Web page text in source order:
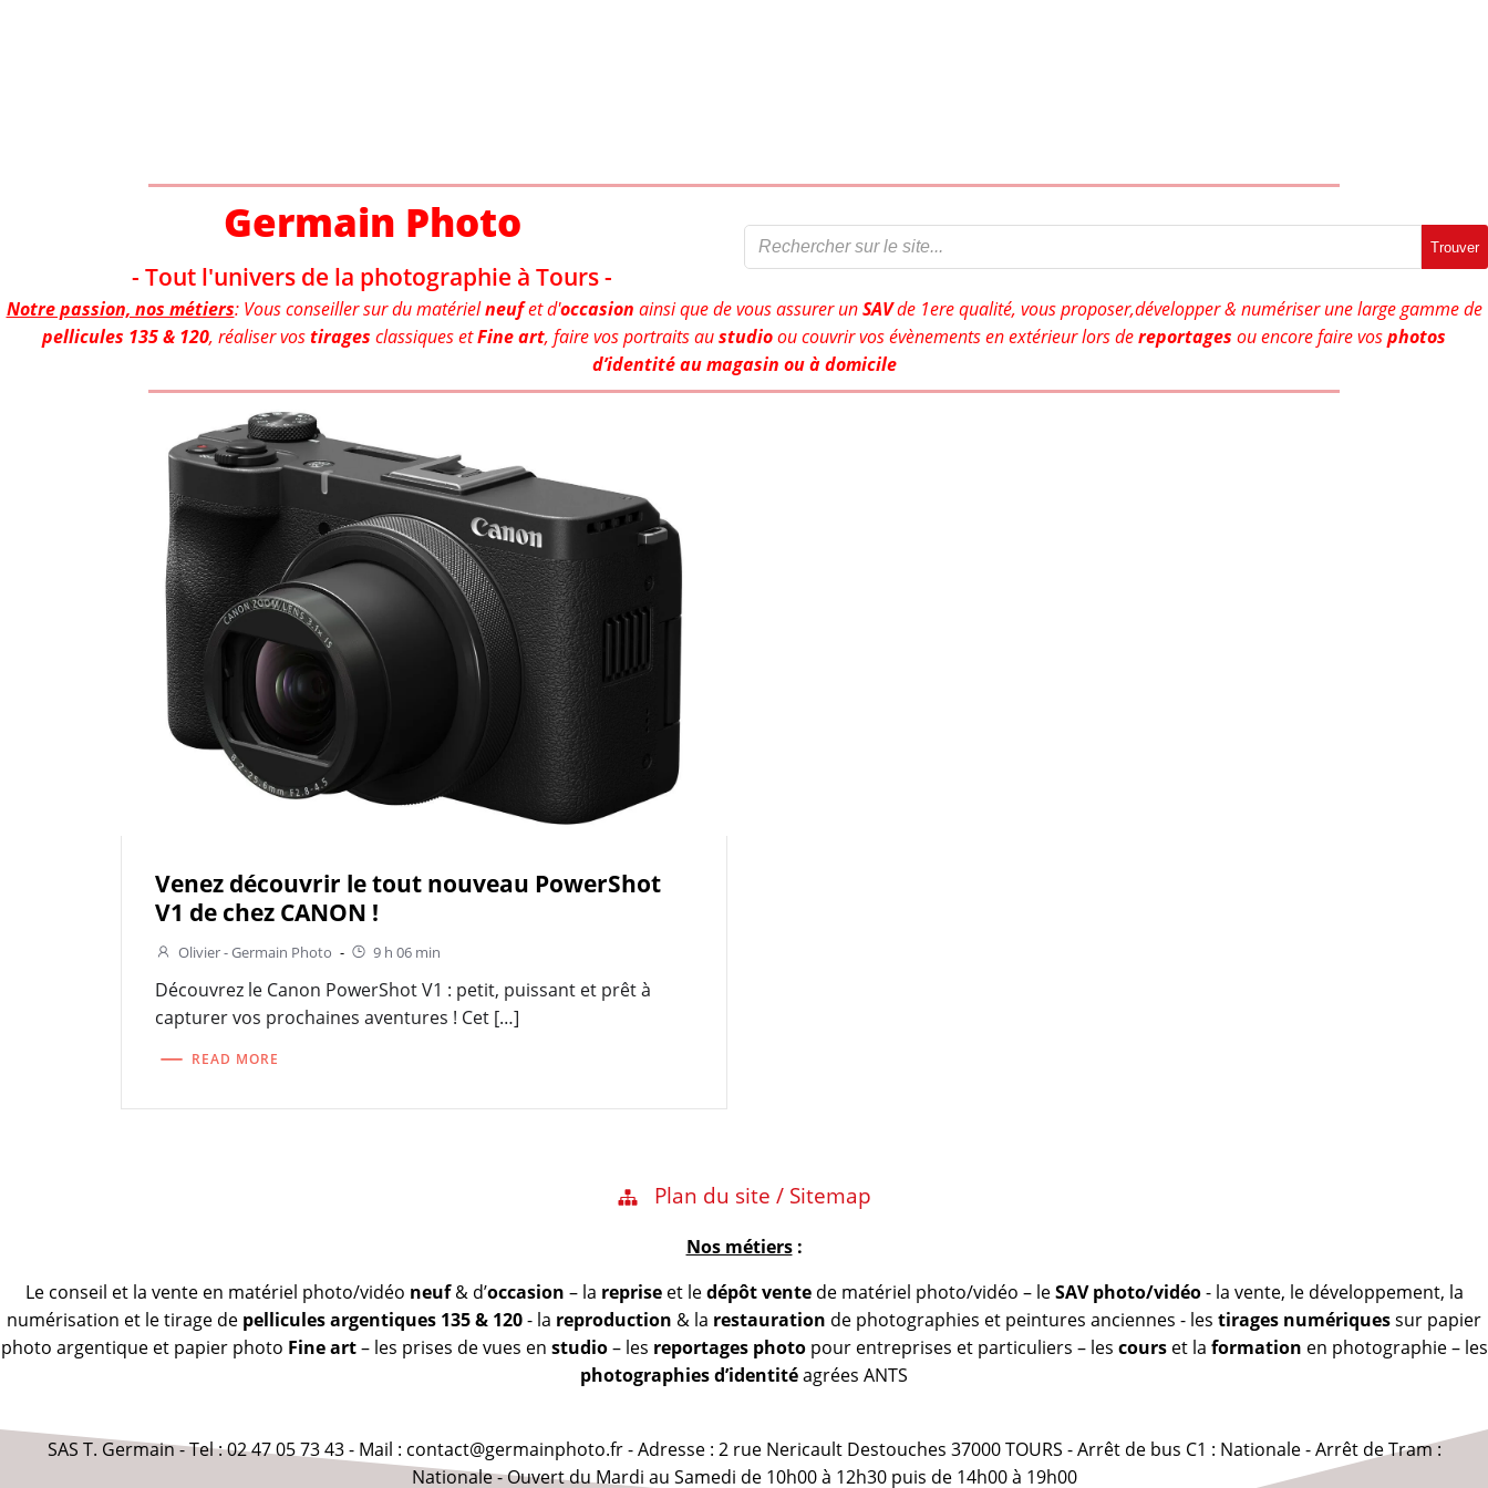
Germain Photo
- Tout l'univers de la photographie à Tours -
Trouver
Notre passion, nos métiers: Vous conseiller sur du matérielneuf et d'occasion ainsi que de vous assurer unSAVde 1ere qualité, vous proposer,développer & numériser une large gamme de
pellicules 135 & 120, réaliser vostirages classiques etFine art, faire vos portraits austudioou couvrir vos évènements en extérieur lors dereportages ou encore faire vosphotos
d’identité au magasin ou à domicile
Venez découvrir le tout nouveau PowerShot
V1 de chez CANON !
Olivier - Germain Photo - 9 h 06 min
Découvrez le Canon PowerShot V1 : petit, puissant et prêt à
capturer vos prochaines aventures ! Cet […]
READ MORE
Plan du site / Sitemap
Nos métiers:
Le conseil et la vente en matériel photo/vidéo neuf& d’occasion – la repriseet ledépôt ventede matériel photo/vidéo – leSAV photo/vidéo- la vente, le développement, la
numérisation et le tirage de pellicules argentiques 135 & 120- la reproduction & la restauration de photographies et peintures anciennes - les tirages numériquessur papier
photo argentique et papier photo Fine art– les prises de vues en studio– les reportages photopour entreprises et particuliers – les courset la formation en photographie – les
photographies d’identitéagrées ANTS
SAS T. Germain - Tel : 02 47 05 73 43 - Mail : contact@germainphoto.fr - Adresse : 2 rue Nericault Destouches 37000 TOURS - Arrêt de bus C1 : Nationale - Arrêt de Tram :
Nationale - Ouvert du Mardi au Samedi de 10h00 à 12h30 puis de 14h00 à 19h00